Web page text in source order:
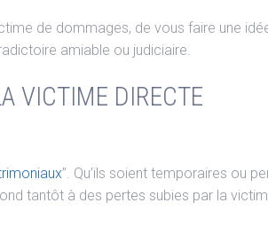
de dommages, de vous faire une
amiable ou judiciaire.
VICTIME DIRECTE
”. Qu’ils soient temporaires ou
tantôt à des pertes subies par la